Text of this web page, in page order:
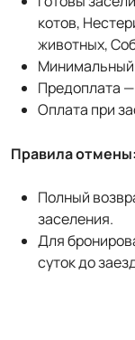
котов,
животных,
Минимальный
Предоплата
Оплата при
Правила отмены:
Полный
заселения.
Для
суток до